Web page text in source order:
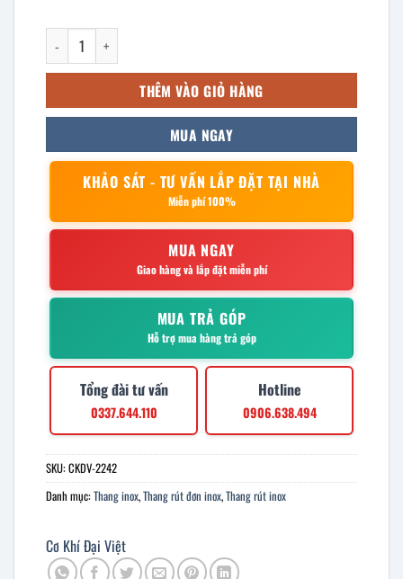
Thang rút đơn inox 5m số lượng
THÊM VÀO GIỎ HÀNG
MUA NGAY
KHẢO SÁT - TƯ VẤN LẮP ĐẶT TẠI NHÀ
Miễn phí 100%
MUA NGAY
Giao hàng và lắp đặt miễn phí
MUA TRẢ GÓP
Hỗ trợ mua hàng trả góp
Tổng đài tư vấn
0337.644.110
Hotline
0906.638.494
SKU:CKDV-2242
Danh mục:Thang inox,Thang rút đơn inox,Thang rút inox
Cơ Khí Đại Việt